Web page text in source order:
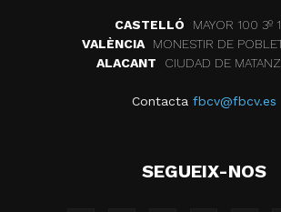
CASTELLÓ
MAYOR 100 3º
VALÈNCIA
MONESTIR DE
ALACANT
CIUDAD DE
Contacta fbcv@fbcv.es
SEGUEIX-NOS